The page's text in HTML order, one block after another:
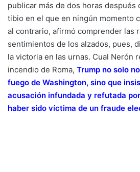
publicar más de dos horas después
tibio en el que en ningún momento
al contrario, afirmó comprender las
sentimientos de los alzados, pues,
la victoria en las urnas. Cual Nerón
incendio de Roma, Trump no solo
fuego de Washington, sino que
acusación infundada y refutada
haber sido víctima de un fraude